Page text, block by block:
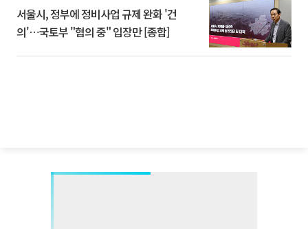
서울시, 정부에 정비사업 규제 완화 '건
의'⋯국토부 "협의 중" 입장만 [종합]